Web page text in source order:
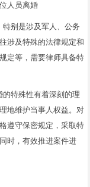
人员离婚
别是涉及军人、公务
涉及特殊的法律规定和
定等，需要律师具备特
特殊性有着深刻的理
地维护当事人权益。对
遵守保密规定，采取特
时，有效推进案件进